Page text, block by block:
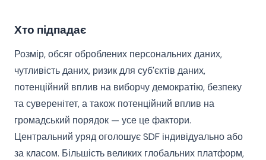
Хто підпадає
Розмір, обсяг оброблених персональних даних,
чутливість даних, ризик для суб'єктів даних,
потенційний вплив на виборчу демократію, безпеку
та суверенітет, а також потенційний вплив на
громадський порядок — усе це фактори.
Центральний уряд оголошує SDF індивідуально або
за класом. Більшість великих глобальних платформ,